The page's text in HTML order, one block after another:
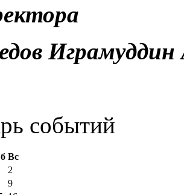
Играмуддин
событий
Вс
2
9